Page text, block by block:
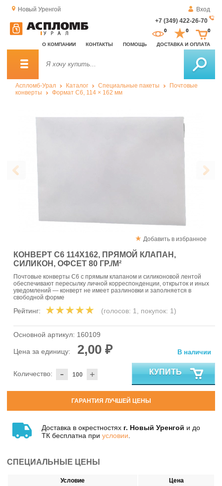
Новый Уренгой
Вход
+7 (349) 422-26-70
О КОМПАНИИ КОНТАКТЫ ПОМОЩЬ ДОСТАВКА И ОПЛАТА
0 0 0
Аспломб-Урал Каталог Специальные пакеты
Почтовые
конверты
Формат C6, 114 × 162 мм
Добавить в избранное
КОНВЕРТ С6 114X162, ПРЯМОЙ КЛАПАН,
СИЛИКОН, ОФСЕТ 80 ГР./М²
Почтовые конверты C6 с прямым клапаном и силиконовой лентой
обеспечивают пересылку личной корреспонденции, открыток и иных
уведомлений — конверт не имеет разлиновки и заполняется в
свободной форме
Рейтинг: (голосов: 1, покупок: 1)
Основной артикул: 160109
Цена за единицу: 2,00 ₽
- +
Количество:
В наличии
КУПИТЬ
ГАРАНТИЯ ЛУЧШЕЙ ЦЕНЫ
Доставка в окрестностях г. Новый Уренгой и до
ТК бесплатна при условии
СПЕЦИАЛЬНЫЕ ЦЕНЫ
Условие
Цена